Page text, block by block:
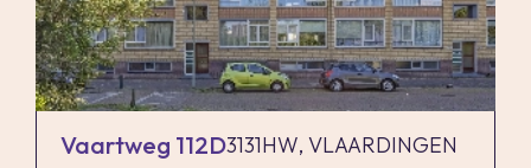
Vaartweg 112D3131HW, VLAARDINGEN